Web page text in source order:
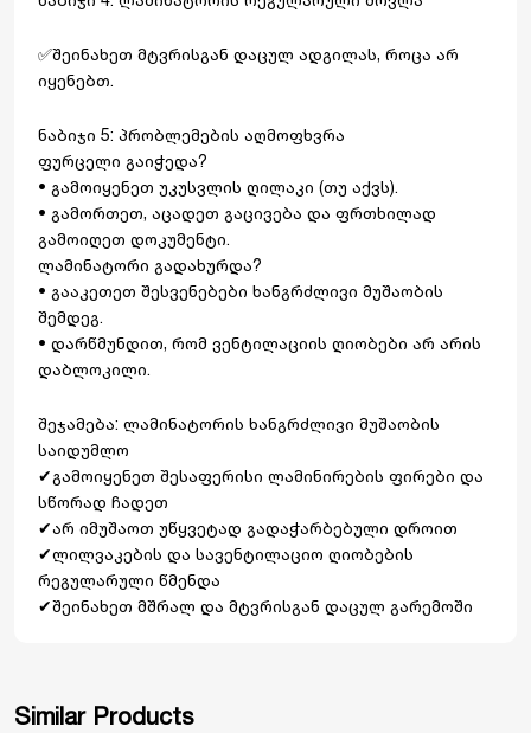
✅შეინახეთ მტვრისგან დაცულ ადგილას, როცა არ
იყენებთ.
ნაბიჯი 5: პრობლემების აღმოფხვრა
ფურცელი გაიჭედა?
• გამოიყენეთ უკუსვლის ღილაკი (თუ აქვს).
• გამორთეთ, აცადეთ გაცივება და ფრთხილად
გამოიღეთ დოკუმენტი.
ლამინატორი გადახურდა?
• გააკეთეთ შესვენებები ხანგრძლივი მუშაობის
შემდეგ.
• დარწმუნდით, რომ ვენტილაციის ღიობები არ არის
დაბლოკილი.
შეჯამება: ლამინატორის ხანგრძლივი მუშაობის
საიდუმლო
✔გამოიყენეთ შესაფერისი ლამინირების ფირები და
სწორად ჩადეთ
✔არ იმუშაოთ უწყვეტად გადაჭარბებული დროით
✔ლილვაკების და სავენტილაციო ღიობების
რეგულარული წმენდა
✔შეინახეთ მშრალ და მტვრისგან დაცულ გარემოში
Similar Products